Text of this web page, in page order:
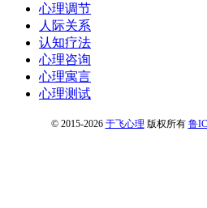
心理调节
人际关系
认知疗法
心理咨询
心理寓言
心理测试
© 2015-2026 于飞心理 版权所有 鲁